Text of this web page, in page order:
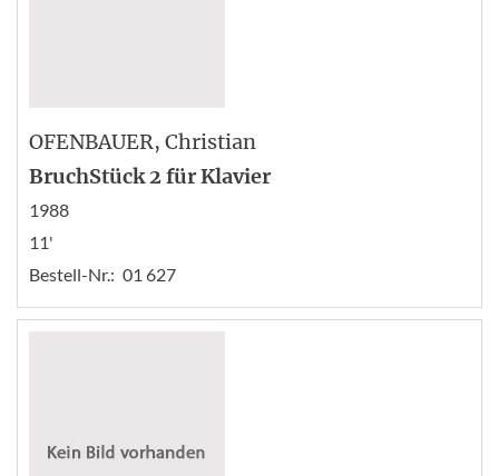
OFENBAUER, Christian
BruchStück 2 für Klavier
1988
11'
Bestell-Nr.: 01 627